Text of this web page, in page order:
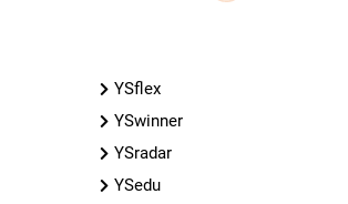
YSflex
YSwinner
YSradar
YSedu